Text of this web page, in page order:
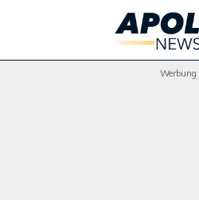
Werbung